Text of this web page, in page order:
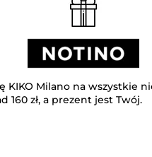
KIKO Milano na wszystkie
zł, a prezent jest Twój.